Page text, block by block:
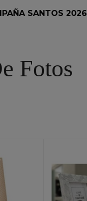
SANTOS 2026
Fotos